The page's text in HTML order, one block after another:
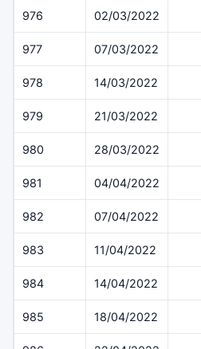
976 02/03/2022
977 07/03/2022
978 14/03/2022
979 21/03/2022
980 28/03/2022
981 04/04/2022
982 07/04/2022
983 11/04/2022
984 14/04/2022
985 18/04/2022